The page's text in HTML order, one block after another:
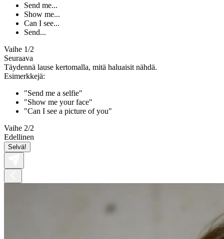
Send me...
Show me...
Can I see...
Send...
Vaihe 1/2
Seuraava
Täydennä lause kertomalla, mitä haluaisit nähdä.
Esimerkkejä:
"Send me a selfie"
"Show me your face"
"Can I see a picture of you"
Vaihe 2/2
Edellinen
Selvä!